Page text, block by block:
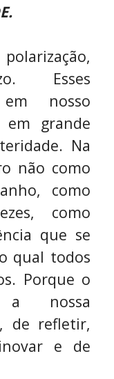
Esses
nosso
grande
Na
não como
como
como
que se
qual todos
Porque o
a nossa
de refletir,
e de